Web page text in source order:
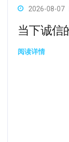
2026-08-07
当下诚信
阅读详情